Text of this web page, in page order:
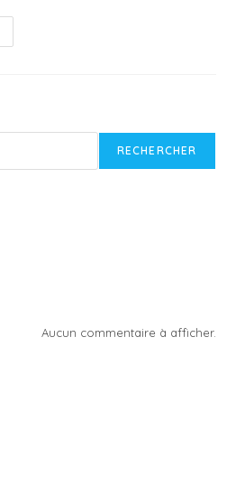
RECHERCHER
Aucun commentaire à afficher.